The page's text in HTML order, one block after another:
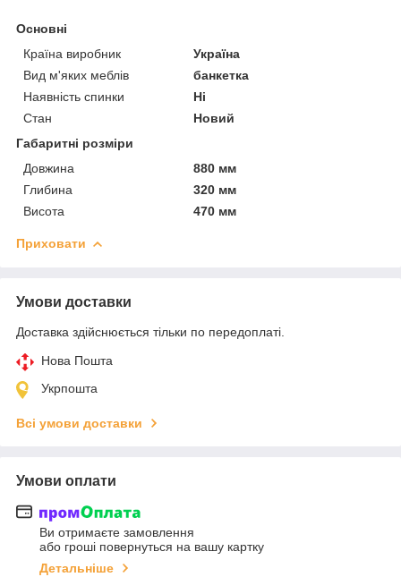
Основні
Країна виробник
Україна
Вид м'яких меблів
банкетка
Наявність спинки
Ні
Стан
Новий
Габаритні розміри
Довжина
880 мм
Глибина
320 мм
Висота
470 мм
Приховати
Умови доставки
Доставка здійснюється тільки по передоплаті.
Нова Пошта
Укрпошта
Всі умови доставки
Умови оплати
Ви отримаєте замовлення
або гроші повернуться на вашу картку
Детальніше